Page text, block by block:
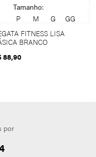
Tamanho:
G
GG
M
P
FITNESS LISA
BRANCO
88,90
por